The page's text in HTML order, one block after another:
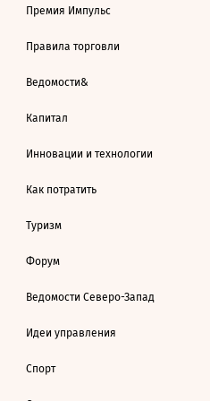
Премия Импульс
Правила торговли
Ведомости&
Капитал
Инновации и технологии
Как потратить
Туризм
Форум
Ведомости Северо-Запад
Идеи управления
Спорт